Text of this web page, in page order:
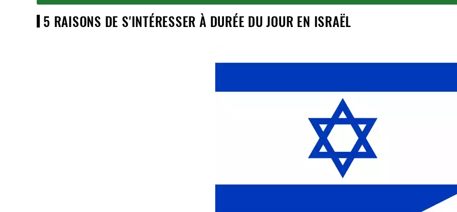
5 RAISONS DE S'INTÉRESSER À DURÉE DU JOUR EN ISRAËL